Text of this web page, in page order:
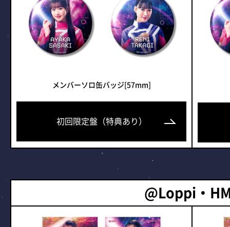
メンバーソロ缶バッジ[57mm]
初回限定盤（特典あり）
@Loppi・